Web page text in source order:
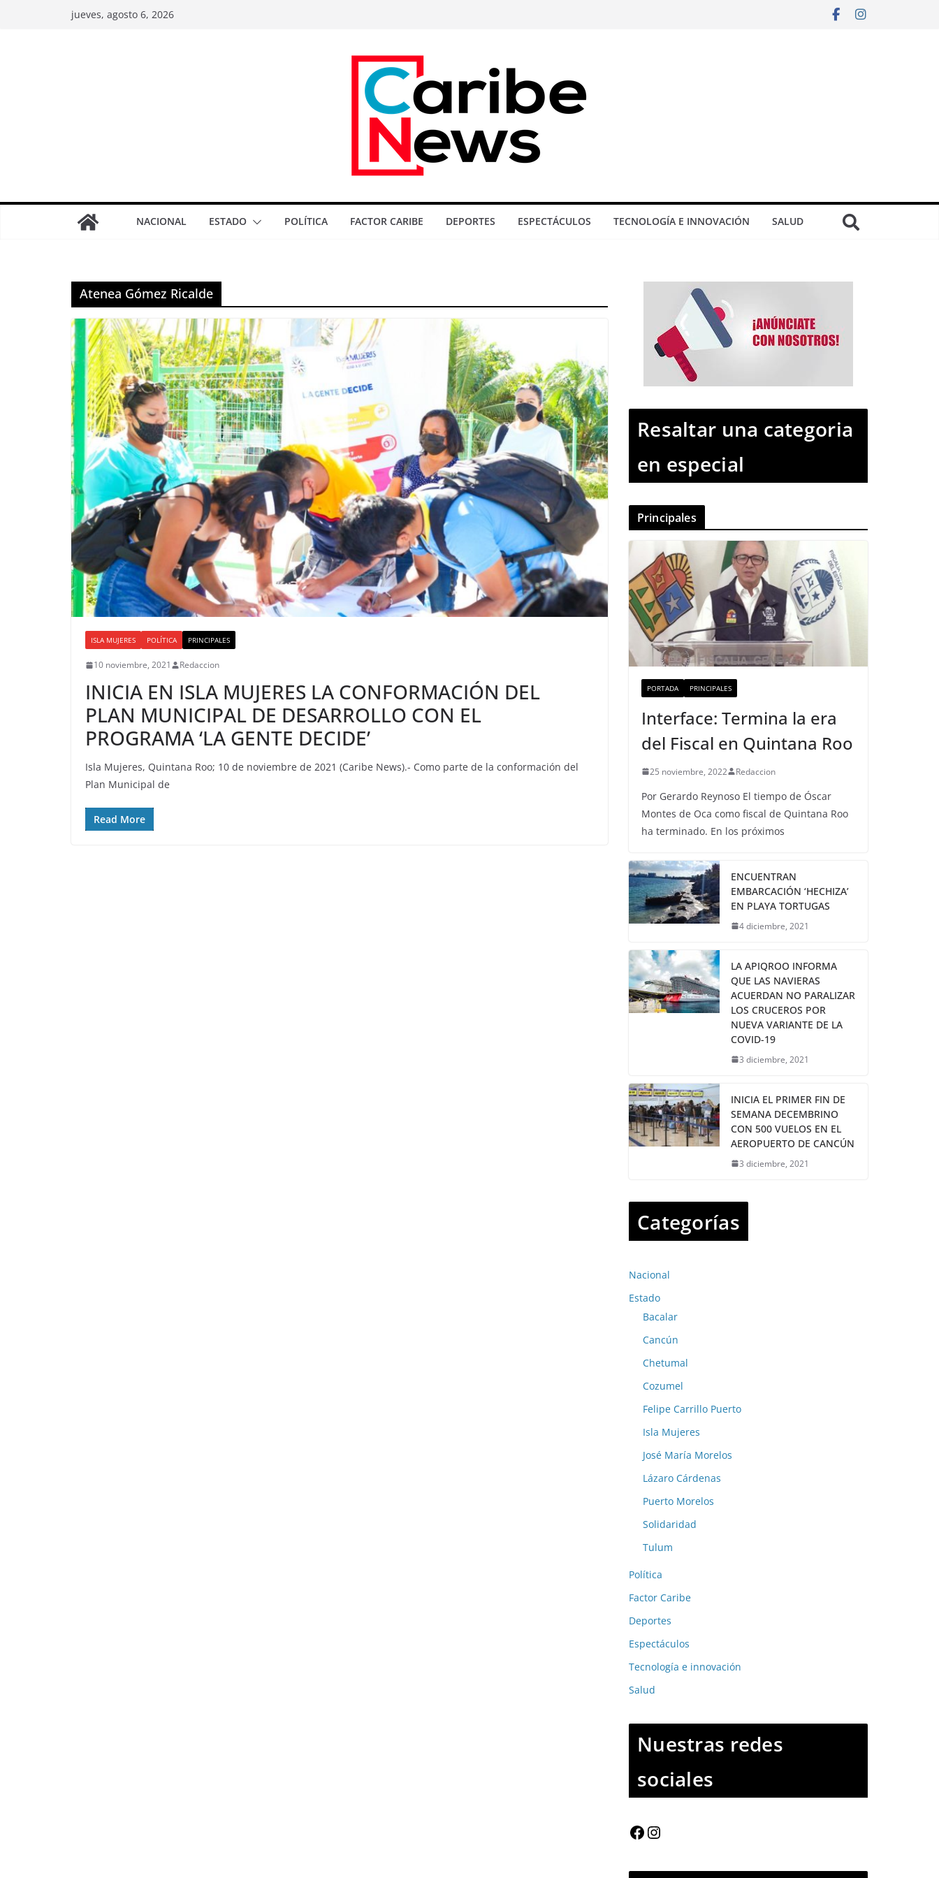
jueves, agosto 6, 2026
NACIONAL ESTADO POLÍTICA FACTOR CARIBE DEPORTES ESPECTÁCULOS TECNOLOGÍA E INNOVACIÓN SALUD
Atenea Gómez Ricalde
ISLA MUJERES POLÍTICA PRINCIPALES
10 noviembre, 2021 Redaccion
INICIA EN ISLA MUJERES LA CONFORMACIÓN DEL
PLAN MUNICIPAL DE DESARROLLO CON EL
PROGRAMA ‘LA GENTE DECIDE’
Isla Mujeres, Quintana Roo; 10 de noviembre de 2021 (Caribe News).- Como parte de la conformación del
Plan Municipal de
Read More
Resaltar una categoria
en especial
Principales
PORTADA PRINCIPALES
Interface: Termina la era
del Fiscal en Quintana Roo
25 noviembre, 2022 Redaccion
Por Gerardo Reynoso El tiempo de Óscar
Montes de Oca como fiscal de Quintana Roo
ha terminado. En los próximos
ENCUENTRAN
EMBARCACIÓN ‘HECHIZA’
EN PLAYA TORTUGAS
4 diciembre, 2021
LA APIQROO INFORMA
QUE LAS NAVIERAS
ACUERDAN NO PARALIZAR
LOS CRUCEROS POR
NUEVA VARIANTE DE LA
COVID-19
3 diciembre, 2021
INICIA EL PRIMER FIN DE
SEMANA DECEMBRINO
CON 500 VUELOS EN EL
AEROPUERTO DE CANCÚN
3 diciembre, 2021
Categorías
Nacional
Estado
Bacalar
Cancún
Chetumal
Cozumel
Felipe Carrillo Puerto
Isla Mujeres
José María Morelos
Lázaro Cárdenas
Puerto Morelos
Solidaridad
Tulum
Política
Factor Caribe
Deportes
Espectáculos
Tecnología e innovación
Salud
Nuestras redes
sociales